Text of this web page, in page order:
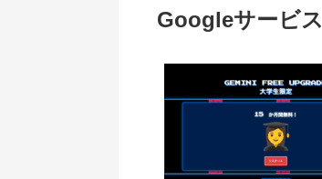
Googleサービス